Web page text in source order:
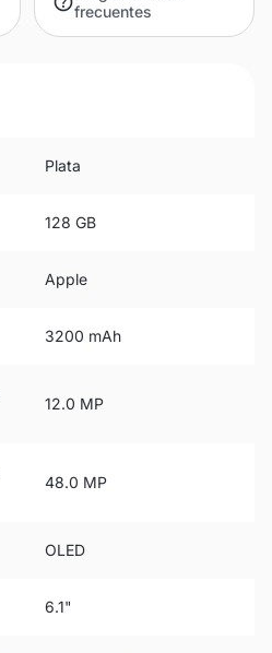
frecuentes
Plata
128 GB
Apple
3200 mAh
12.0 MP
48.0 MP
OLED
6.1"